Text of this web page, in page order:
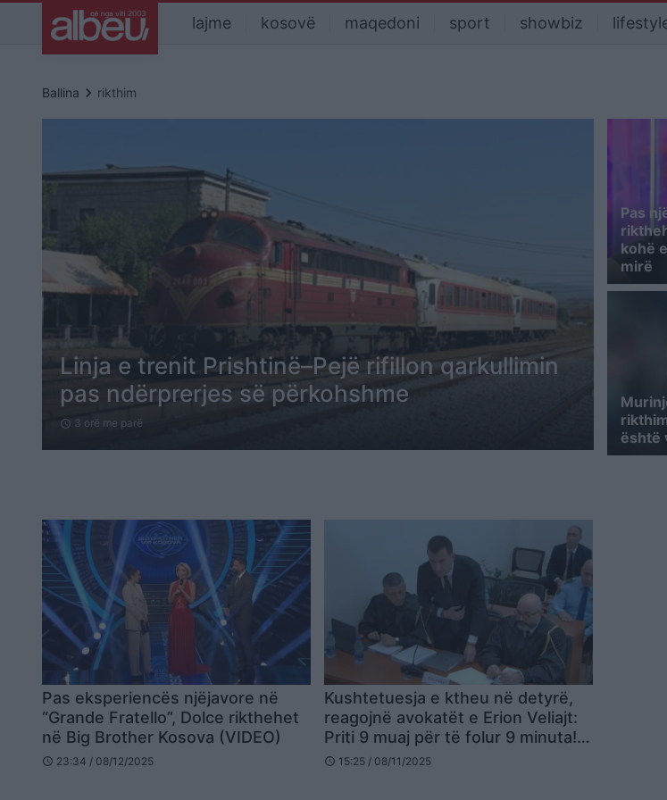
lajme kosovë maqedoni sport showbiz
Ballina keyboard_arrow_right rikthim
Linja e trenit Prishtinë–Pejë rifillon qarkullimin
pas ndërprerjes së përkohshme
schedule 3 orë me parë
Pas
kohë
mirë
është
Pas eksperiencës njëjavore në
“Grande Fratello”, Dolce rikthehet
në Big Brother Kosova (VIDEO)
schedule 23:34 / 08/12/2025
Kushtetuesja e ktheu në detyrë,
reagojnë avokatët e Erion Veliajt:
Priti 9 muaj për të folur 9 minuta!
Fitore për shtetin e të drejtës
schedule 15:25 / 08/11/2025